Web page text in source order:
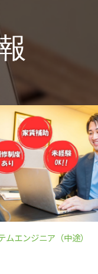
ムエンジニア（中途）